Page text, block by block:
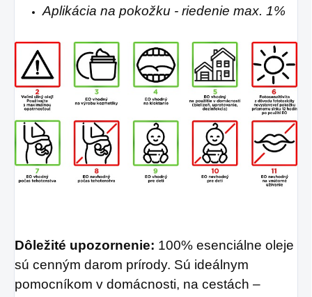
Aplikácia na pokožku - riedenie max. 1%
Dôležité upozornenie: 100% esenciálne oleje
sú cenným darom prírody. Sú ideálnym
pomocníkom v domácnosti, na cestách –